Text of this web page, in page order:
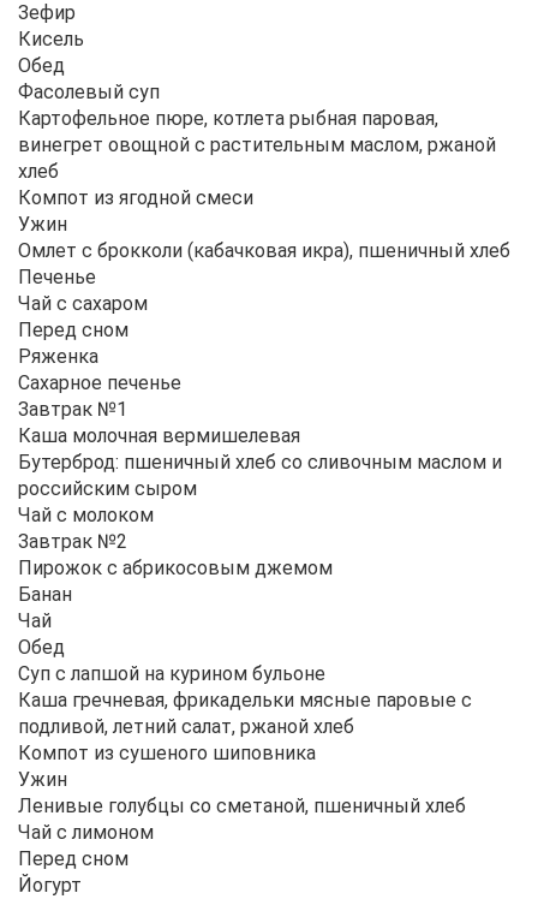
Зефир
Кисель
Обед
Фасолевый суп
Картофельное пюре, котлета рыбная паровая,
винегрет овощной с растительным маслом, ржаной
хлеб
Компот из ягодной смеси
Ужин
Омлет с брокколи (кабачковая икра), пшеничный хлеб
Печенье
Чай с сахаром
Перед сном
Ряженка
Сахарное печенье
Завтрак №1
Каша молочная вермишелевая
Бутерброд: пшеничный хлеб со сливочным маслом и
российским сыром
Чай с молоком
Завтрак №2
Пирожок с абрикосовым джемом
Банан
Чай
Обед
Суп с лапшой на курином бульоне
Каша гречневая, фрикадельки мясные паровые с
подливой, летний салат, ржаной хлеб
Компот из сушеного шиповника
Ужин
Ленивые голубцы со сметаной, пшеничный хлеб
Чай с лимоном
Перед сном
Йогурт